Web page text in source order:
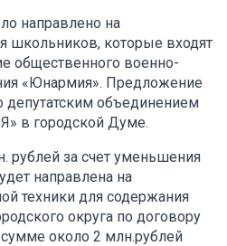
направлено на
школьников, которые входят
общественного военно-
«Юнармия». Предложение
объединением
в городской Думе.
рублей за счет уменьшения
направлена на
техники для содержания
округа по договору
около 2 млн.рублей